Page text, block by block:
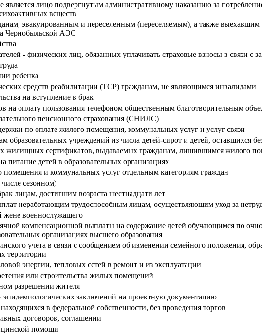
является лицо подвергнутым административному наказанию за
веществ
эвакуированным и переселенным (переселяемым), а также
Чернобыльской АЭС
- физических лиц, обязанных уплачивать страховые взносы в связи с
ребенка
средств реабилитации (ТСР) гражданам, не являющимся инвалидами
на вступление в брак
на оплату пользования телефоном общественным благотворительным
пенсионного страхования (СНИЛС)
по оплате жилого помещения, коммунальных услуг и услуг связи
образовательных учреждений из числа детей-сирот и детей, оставшихся
жилищных сертификатов, выдаваемых гражданам, лишившимся жилого
питание детей в образовательных организациях
и коммунальных услуг отдельным категориям граждан
сезонном)
лицам, достигшим возраста шестнадцати лет
неработающим трудоспособным лицам, осуществляющим уход за
жене военнослужащего
компенсационной выплаты на содержание детей обучающимся по
организациях высшего образования
учета в связи с сообщением об изменении семейного положения,
территории
энергии, тепловых сетей в ремонт и из эксплуатации
или строительства жилых помещений
разрешении жителя
заключений на проектную документацию
в федеральной собственности, без проведения торгов
договоров, соглашений
помощи